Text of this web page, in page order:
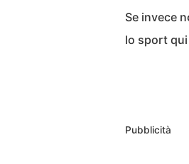
Se invece
lo sport
Pubblicità